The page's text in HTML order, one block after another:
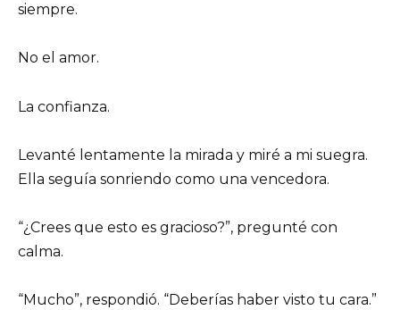
siempre.
No el amor.
La confianza.
Levanté lentamente la mirada y miré a mi suegra.
Ella seguía sonriendo como una vencedora.
“¿Crees que esto es gracioso?”, pregunté con
calma.
“Mucho”, respondió. “Deberías haber visto tu cara.”